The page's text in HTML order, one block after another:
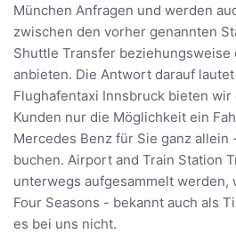
München Anfragen und werden
zwischen den vorher genannten
Shuttle Transfer beziehungsweise
anbieten. Die Antwort darauf
Flughafentaxi Innsbruck bieten
Kunden nur die Möglichkeit ein
Mercedes Benz für Sie ganz
buchen. Airport and Train Station
unterwegs aufgesammelt werden,
Four Seasons - bekannt auch als
es bei uns nicht.